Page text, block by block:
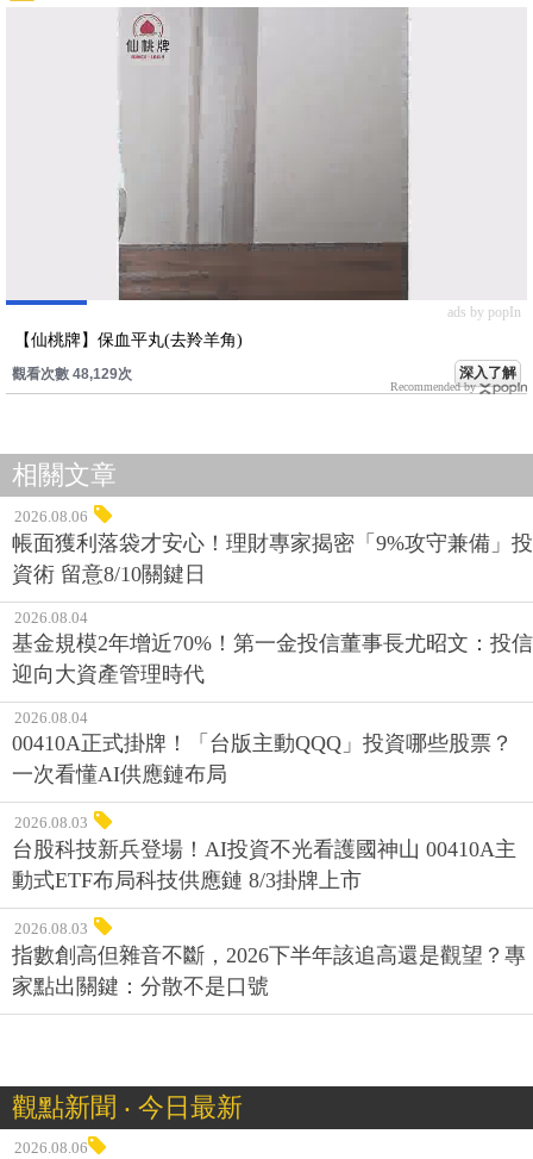
ads by popIn
【仙桃牌】保血平丸(去羚羊角)
觀看次數 48,129次 深入了解
Recommended by
相關文章
2026.08.06
帳面獲利落袋才安心！理財專家揭密「9%攻守兼備」投
資術 留意8/10關鍵日
2026.08.04
基金規模2年增近70%！第一金投信董事長尤昭文：投信
迎向大資產管理時代
2026.08.04
00410A正式掛牌！「台版主動QQQ」投資哪些股票？
一次看懂AI供應鏈布局
2026.08.03
台股科技新兵登場！AI投資不光看護國神山 00410A主
動式ETF布局科技供應鏈 8/3掛牌上市
2026.08.03
指數創高但雜音不斷，2026下半年該追高還是觀望？專
家點出關鍵：分散不是口號
觀點新聞 ‧ 今日最新
2026.08.06